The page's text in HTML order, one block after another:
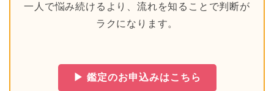
一人で悩み続けるより、流れを知ることで判断が
ラクになります。
▶ 鑑定のお申込みはこちら